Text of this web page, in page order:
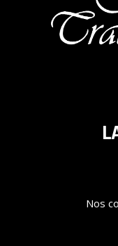
Nos